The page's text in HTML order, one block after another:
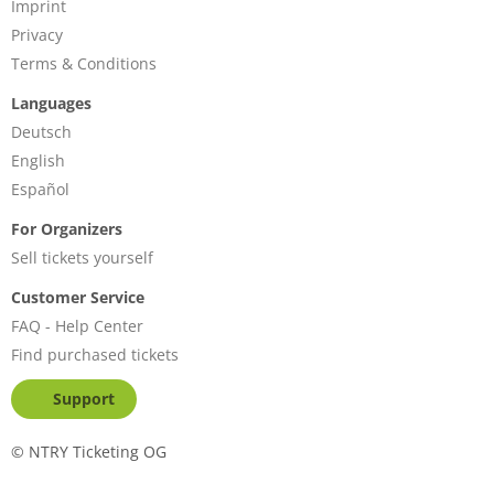
Imprint
Privacy
Terms & Conditions
Languages
Deutsch
English
Español
For Organizers
Sell tickets yourself
Customer Service
FAQ - Help Center
Find purchased tickets
Support
© NTRY Ticketing OG